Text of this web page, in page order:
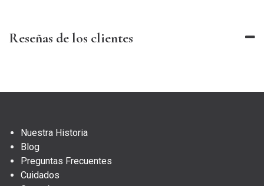
Reseñas de los clientes
Nuestra Historia
Blog
Preguntas Frecuentes
Cuidados